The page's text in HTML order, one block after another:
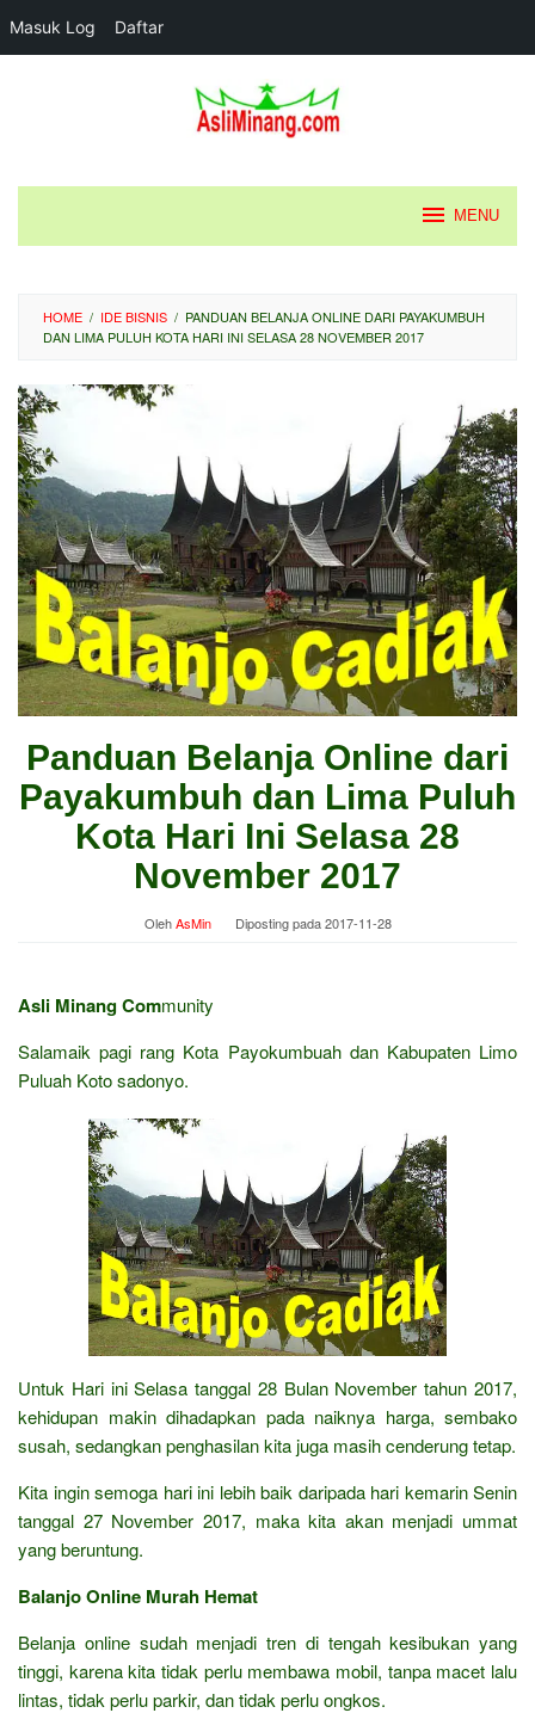
Masuk Log Daftar
MENU
HOME / IDE BISNIS / PANDUAN BELANJA ONLINE DARI PAYAKUMBUH
DAN LIMA PULUH KOTA HARI INI SELASA 28 NOVEMBER 2017
Panduan Belanja Online dari
Payakumbuh dan Lima Puluh
Kota Hari Ini Selasa 28
November 2017
OlehAsMin Diposting pada2017-11-28
Asli Minang Community
Salamaik pagi rang Kota Payokumbuah dan Kabupaten Limo
Puluah Koto sadonyo.
Untuk Hari ini Selasa tanggal 28 Bulan November tahun 2017,
kehidupan makin dihadapkan pada naiknya harga, sembako
susah, sedangkan penghasilan kita juga masih cenderung tetap.
Kita ingin semoga hari ini lebih baik daripada hari kemarin Senin
tanggal 27 November 2017, maka kita akan menjadi ummat
yang beruntung.
Balanjo Online Murah Hemat
Belanja online sudah menjadi tren di tengah kesibukan yang
tinggi, karena kita tidak perlu membawa mobil, tanpa macet lalu
lintas, tidak perlu parkir, dan tidak perlu ongkos.